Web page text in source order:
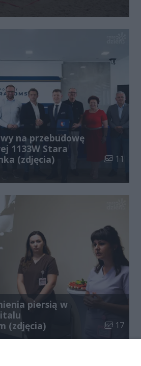
na przebudowę
1133W Stara
(zdjęcia)
Liczba
11
piersią w
(zdjęcia)
Liczba
17